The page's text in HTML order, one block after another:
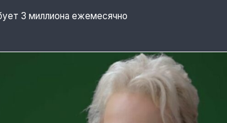
3 миллиона ежемесячно